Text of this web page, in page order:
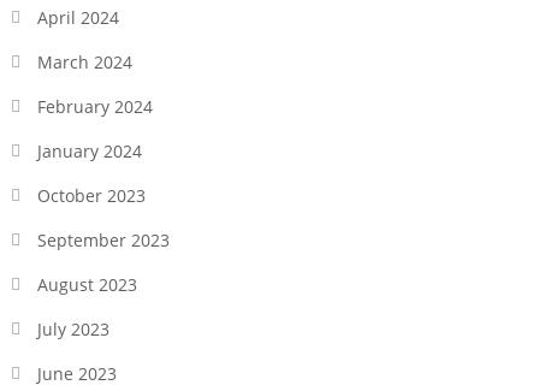
April 2024
March 2024
February 2024
January 2024
October 2023
September 2023
August 2023
July 2023
June 2023